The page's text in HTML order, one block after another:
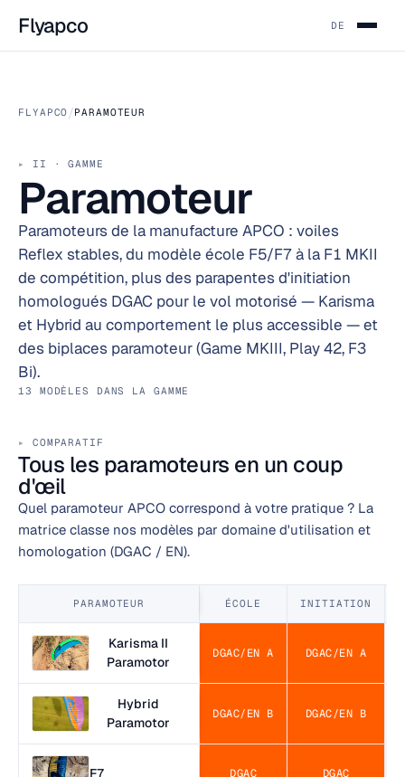
Flyapco DE
FLYAPCO/PARAMOTEUR
II · GAMME
Paramoteur
Paramoteurs de la manufacture APCO : voiles
Reflex stables, du modèle école F5/F7 à la F1 MKII
de compétition, plus des parapentes d'initiation
homologués DGAC pour le vol motorisé — Karisma
et Hybrid au comportement le plus accessible — et
des biplaces paramoteur (Game MKIII, Play 42, F3
Bi).
13 MODÈLES DANS LA GAMME
COMPARATIF
Tous les paramoteurs en un coup
d'œil
Quel paramoteur APCO correspond à votre pratique ? La
matrice classe nos modèles par domaine d'utilisation et
homologation (DGAC / EN).
PARAMOTEUR ÉCOLE INITIATION
Karisma II
Paramotor
DGAC/EN A DGAC/EN A
Hybrid
Paramotor
DGAC/EN B DGAC/EN B
F7 DGAC DGAC